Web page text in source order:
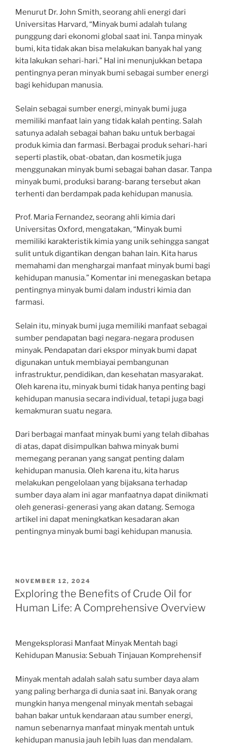
Menurut Dr. John Smith, seorang ahli energi dari
Universitas Harvard, “Minyak bumi adalah tulang
punggung dari ekonomi global saat ini. Tanpa minyak
bumi, kita tidak akan bisa melakukan banyak hal yang
kita lakukan sehari-hari.” Hal ini menunjukkan betapa
pentingnya peran minyak bumi sebagai sumber energi
bagi kehidupan manusia.
Selain sebagai sumber energi, minyak bumi juga
memiliki manfaat lain yang tidak kalah penting. Salah
satunya adalah sebagai bahan baku untuk berbagai
produk kimia dan farmasi. Berbagai produk sehari-hari
seperti plastik, obat-obatan, dan kosmetik juga
menggunakan minyak bumi sebagai bahan dasar. Tanpa
minyak bumi, produksi barang-barang tersebut akan
terhenti dan berdampak pada kehidupan manusia.
Prof. Maria Fernandez, seorang ahli kimia dari
Universitas Oxford, mengatakan, “Minyak bumi
memiliki karakteristik kimia yang unik sehingga sangat
sulit untuk digantikan dengan bahan lain. Kita harus
memahami dan menghargai manfaat minyak bumi bagi
kehidupan manusia.” Komentar ini menegaskan betapa
pentingnya minyak bumi dalam industri kimia dan
farmasi.
Selain itu, minyak bumi juga memiliki manfaat sebagai
sumber pendapatan bagi negara-negara produsen
minyak. Pendapatan dari ekspor minyak bumi dapat
digunakan untuk membiayai pembangunan
infrastruktur, pendidikan, dan kesehatan masyarakat.
Oleh karena itu, minyak bumi tidak hanya penting bagi
kehidupan manusia secara individual, tetapi juga bagi
kemakmuran suatu negara.
Dari berbagai manfaat minyak bumi yang telah dibahas
di atas, dapat disimpulkan bahwa minyak bumi
memegang peranan yang sangat penting dalam
kehidupan manusia. Oleh karena itu, kita harus
melakukan pengelolaan yang bijaksana terhadap
sumber daya alam ini agar manfaatnya dapat dinikmati
oleh generasi-generasi yang akan datang. Semoga
artikel ini dapat meningkatkan kesadaran akan
pentingnya minyak bumi bagi kehidupan manusia.
POSTED
ON
NOVEMBER 12, 2024
Exploring the Benefits of Crude Oil for
Human Life: A Comprehensive Overview
Mengeksplorasi Manfaat Minyak Mentah bagi
Kehidupan Manusia: Sebuah Tinjauan Komprehensif
Minyak mentah adalah salah satu sumber daya alam
yang paling berharga di dunia saat ini. Banyak orang
mungkin hanya mengenal minyak mentah sebagai
bahan bakar untuk kendaraan atau sumber energi,
namun sebenarnya manfaat minyak mentah untuk
kehidupan manusia jauh lebih luas dan mendalam.